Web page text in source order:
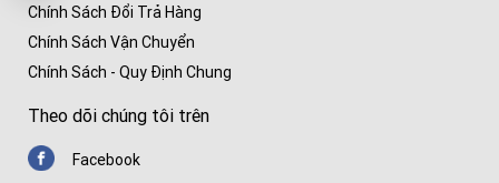
Chính Sách Đổi Trả Hàng
Chính Sách Vận Chuyển
Chính Sách - Quy Định Chung
Theo dõi chúng tôi trên
Facebook